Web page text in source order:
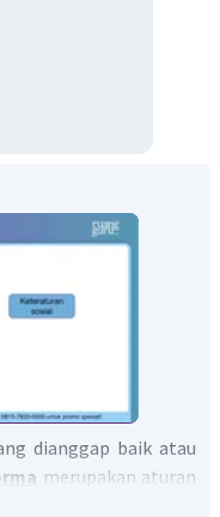
dianggap baik atau
merupakan aturan